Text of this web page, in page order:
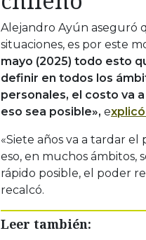
Alejandro Ayún aseguró
situaciones, es por este
mayo (2025) todo esto
definir en todos los
personales, el costo va
eso sea posible», e
«Siete años va a tardar
eso, en muchos ámbitos,
rápido posible, el poder
recalcó.
Leer también: